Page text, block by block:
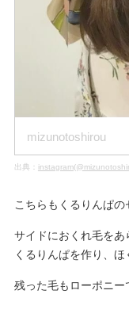
mizunotoshirou
出典：
こちらもくるりんぱの
サイドにおくれ毛を
くるりんぱを作り、ほ
残った毛もローポニー